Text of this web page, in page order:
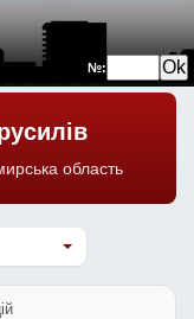
№:
область